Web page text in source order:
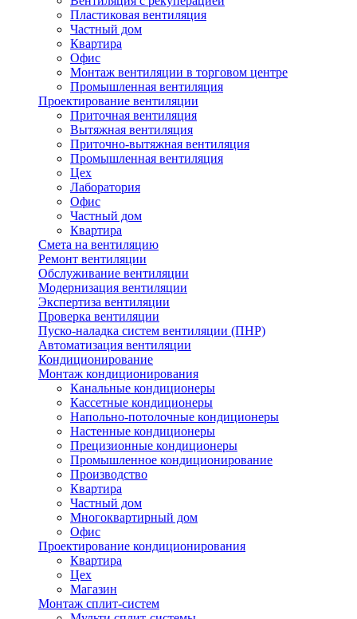
Пластиковая вентиляция
Частный дом
Квартира
Офис
Монтаж вентиляции в торговом центре
Промышленная вентиляция
Проектирование вентиляции
Приточная вентиляция
Вытяжная вентиляция
Приточно-вытяжная вентиляция
Промышленная вентиляция
Цех
Лаборатория
Офис
Частный дом
Квартира
Смета на вентиляцию
Ремонт вентиляции
Обслуживание вентиляции
Модернизация вентиляции
Экспертиза вентиляции
Проверка вентиляции
Пуско-наладка систем вентиляции (ПНР)
Автоматизация вентиляции
Кондиционирование
Монтаж кондиционирования
Канальные кондиционеры
Кассетные кондиционеры
Напольно-потолочные кондиционеры
Настенные кондиционеры
Прецизионные кондиционеры
Промышленное кондиционирование
Производство
Квартира
Частный дом
Многоквартирный дом
Офис
Проектирование кондиционирования
Квартира
Цех
Магазин
Монтаж сплит-систем